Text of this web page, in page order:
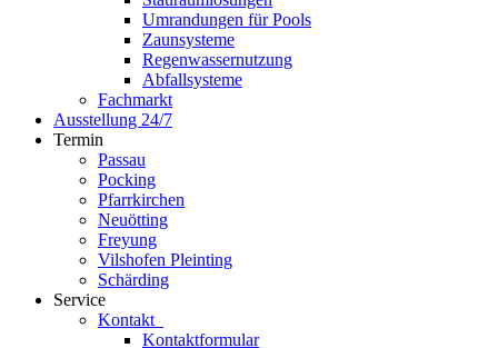
Umrandungen für Pools
Zaunsysteme
Regenwassernutzung
Abfallsysteme
Fachmarkt
Ausstellung 24/7
Termin
Passau
Pocking
Pfarrkirchen
Neuötting
Freyung
Vilshofen Pleinting
Schärding
Service
Kontakt
Kontaktformular